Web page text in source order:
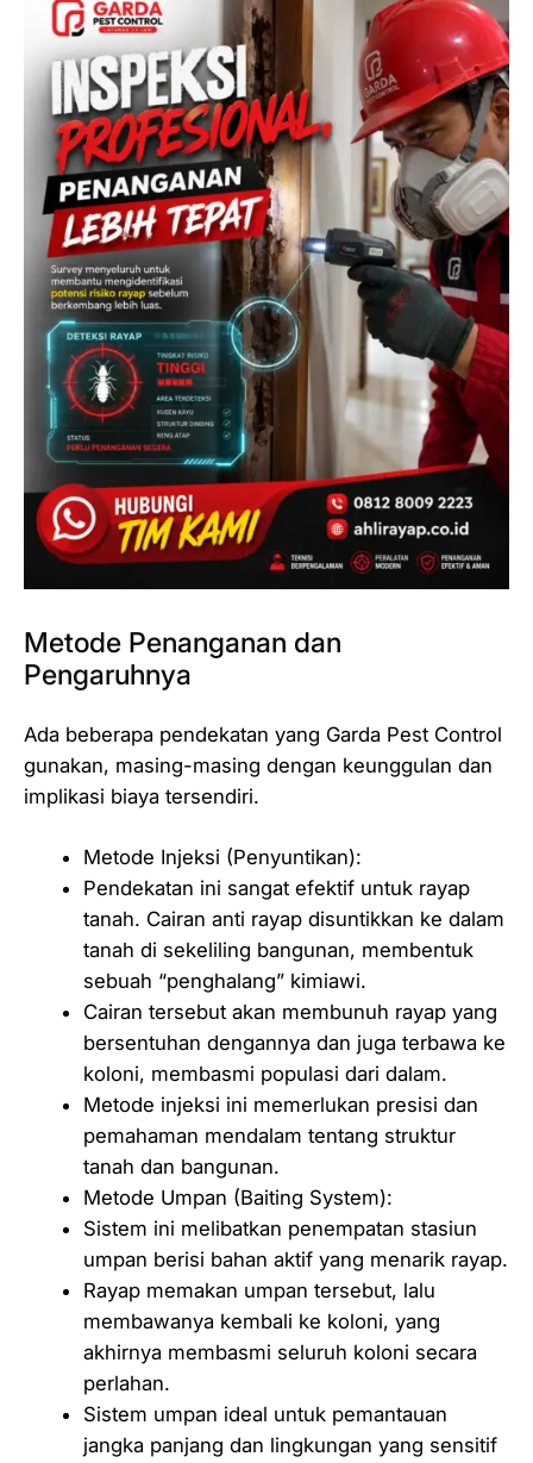
Metode Penanganan dan
Pengaruhnya
Ada beberapa pendekatan yang Garda Pest Control
gunakan, masing-masing dengan keunggulan dan
implikasi biaya tersendiri.
Metode Injeksi (Penyuntikan):
Pendekatan ini sangat efektif untuk rayap
tanah. Cairan anti rayap disuntikkan ke dalam
tanah di sekeliling bangunan, membentuk
sebuah “penghalang” kimiawi.
Cairan tersebut akan membunuh rayap yang
bersentuhan dengannya dan juga terbawa ke
koloni, membasmi populasi dari dalam.
Metode injeksi ini memerlukan presisi dan
pemahaman mendalam tentang struktur
tanah dan bangunan.
Metode Umpan (Baiting System):
Sistem ini melibatkan penempatan stasiun
umpan berisi bahan aktif yang menarik rayap.
Rayap memakan umpan tersebut, lalu
membawanya kembali ke koloni, yang
akhirnya membasmi seluruh koloni secara
perlahan.
Sistem umpan ideal untuk pemantauan
jangka panjang dan lingkungan yang sensitif